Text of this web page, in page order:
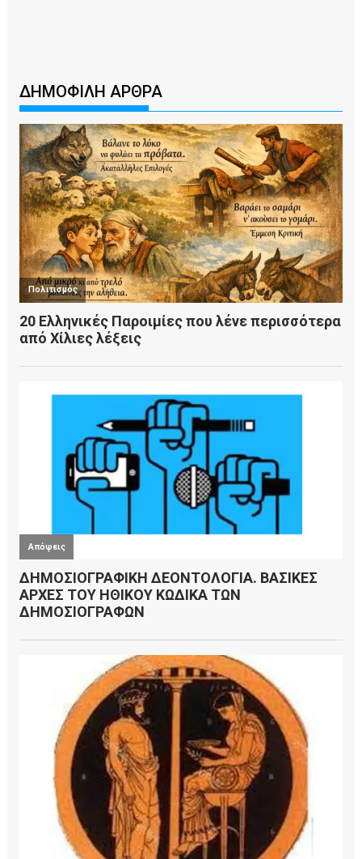
ΔΗΜΟΦΙΛΗ ΑΡΘΡΑ